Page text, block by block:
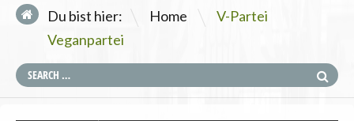
Du bist hier: Home \
V-Partei
Veganpartei